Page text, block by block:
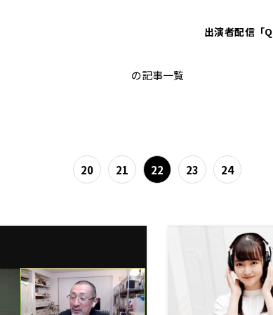
出演者配信「
PodcastQR
の記事一覧
20 21 22 23 24